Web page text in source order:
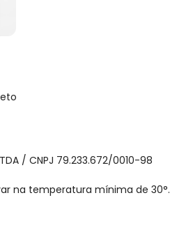
/ CNPJ 79.233.672/0010-98
na temperatura mínima de 30°.